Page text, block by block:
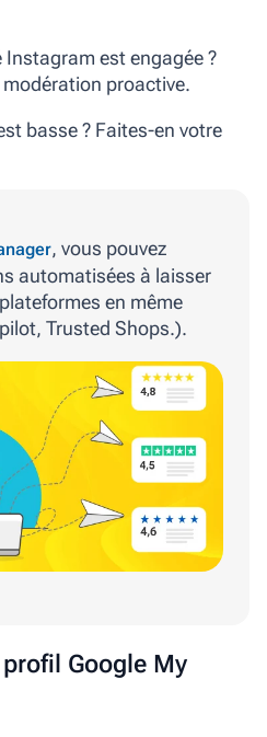
est engagée ?
proactive.
basse ? Faites-en votre
, vous pouvez
automatisées à laisser
en même
Trusted Shops.).
profil Google My